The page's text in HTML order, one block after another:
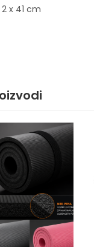
x 41 cm